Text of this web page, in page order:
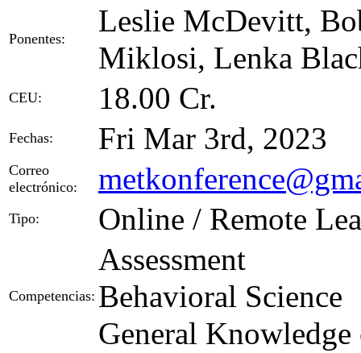
Ponentes:
Leslie McDevitt,
Miklosi, Lenka
CEU: 18.00 Cr.
Fechas: Fri Mar 3rd, 2023
Correo
electrónico:
Tipo: Online / Remote
Competencias:
Assessment
Behavioral Science
General